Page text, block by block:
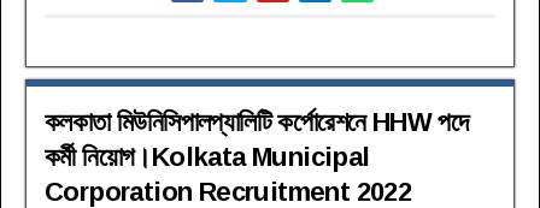
কলকাতা মিউনিসিপালপ্যালিটি কর্পোরেশনে HHW পদে
কর্মী নিয়োগ।Kolkata Municipal
Corporation Recruitment 2022